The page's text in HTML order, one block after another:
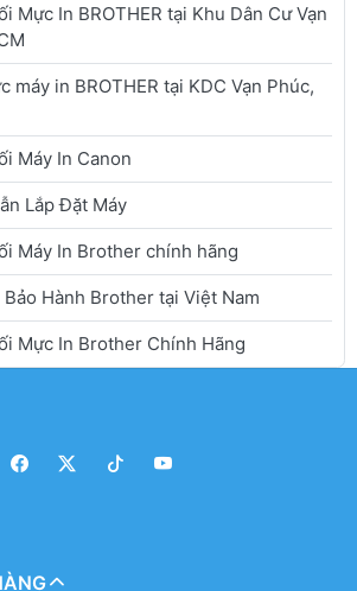
Mực In BROTHER tại Khu Dân Cư Vạn
máy in BROTHER tại KDC Vạn Phúc,
Máy In Canon
Lắp Đặt Máy
Máy In Brother chính hãng
Hành Brother tại Việt Nam
Mực In Brother Chính Hãng